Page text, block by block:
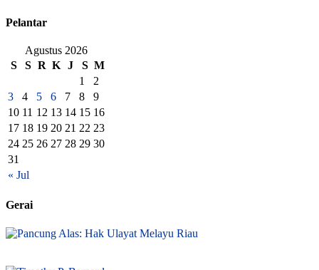
Pelantar
Agustus 2026
S
S R K J S M
« Jul
1
2
3
4 5 6 7 8
9
10 11 12 13 14 15 16
17 18 19 20 21 22 23
24 25 26 27 28 29 30
31
Gerai